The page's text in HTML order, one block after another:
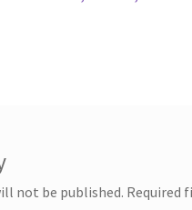
not be published. Required